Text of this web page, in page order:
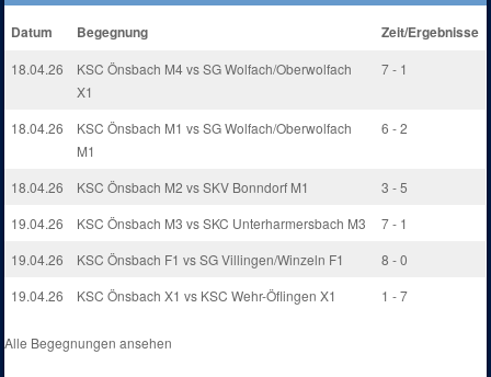
Datum Begegnung Zeit/Ergebnisse
18.04.26
KSC Önsbach M4 vs SG Wolfach/Oberwolfach
X1
7 - 1
18.04.26
KSC Önsbach M1 vs SG Wolfach/Oberwolfach
M1
6 - 2
18.04.26 KSC Önsbach M2 vs SKV Bonndorf M1
3 - 5
19.04.26
KSC Önsbach M3 vs SKC Unterharmersbach M3
7 - 1
19.04.26
KSC Önsbach F1 vs SG Villingen/Winzeln F1
8 - 0
19.04.26
KSC Önsbach X1 vs KSC Wehr-Öflingen X1 1 - 7
Alle Begegnungen ansehen